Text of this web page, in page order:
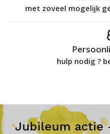
met zoveel mogelijk
hulp nodig ?
Jubileum actie